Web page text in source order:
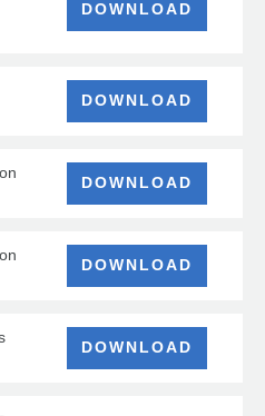
DOWNLOAD
DOWNLOAD
DOWNLOAD
DOWNLOAD
DOWNLOAD